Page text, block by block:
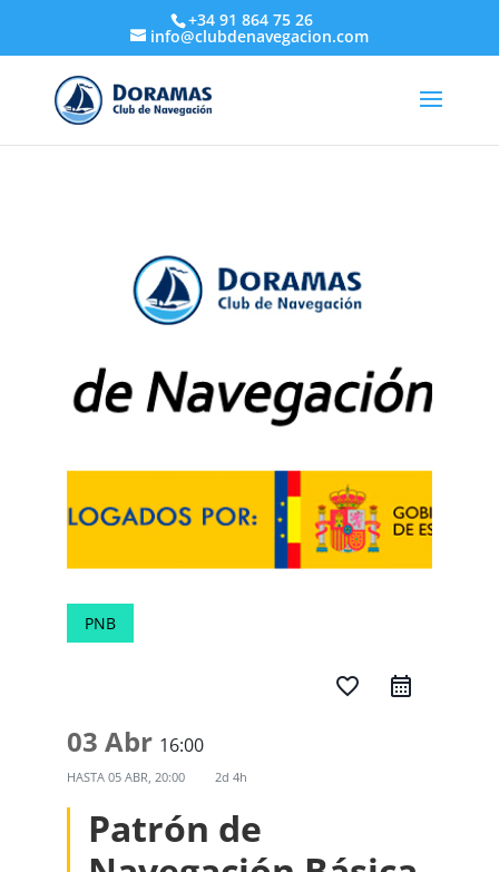
+34 91 864 75 26
info@clubdenavegacion.com
PNB
favorite_border
03 Abr 16:00
HASTA 05 ABR, 20:00 2d 4h
Patrón de